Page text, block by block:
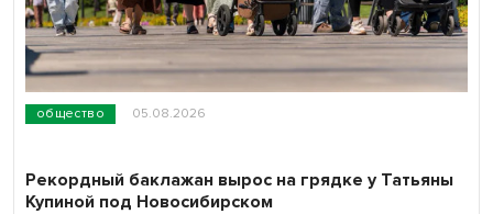
общество 05.08.2026
Рекордный баклажан вырос на грядке у Татьяны
Купиной под Новосибирском